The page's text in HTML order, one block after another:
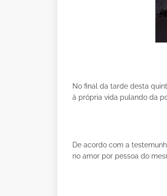
No final da tarde desta
à própria vida pulando da
De acordo com a
no amor por pessoa do